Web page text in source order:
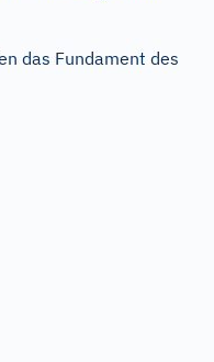
das Fundament des